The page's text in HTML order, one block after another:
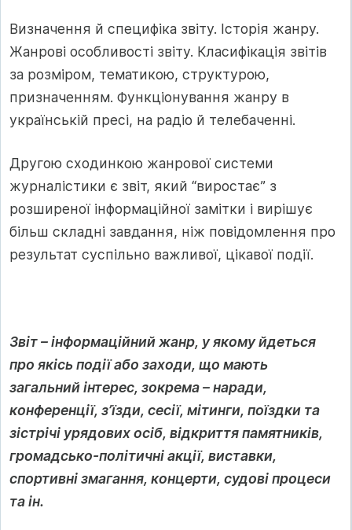
Визначення й специфіка звіту. Історія жанру.
Жанрові особливості звіту. Класифікація звітів
за розміром, тематикою, структурою,
призначенням. Функціонування жанру в
українській пресі, на радіо й телебаченні.
Другою сходинкою жанрової системи
журналістики є звіт, який “виростає” з
розширеної інформаційної замітки і вирішує
більш складні завдання, ніж повідомлення про
результат суспільно важливої, цікавої події.
Звіт – інформаційний жанр, у якому йдеться
про якісь події або заходи, що мають
загальний інтерес, зокрема – наради,
конференції, з’їзди, сесії, мітинги, поїздки та
зістрічі урядових осіб, відкриття памятників,
громадсько-політичні акції, виставки,
спортивні змагання, концерти, судові процеси
та ін.